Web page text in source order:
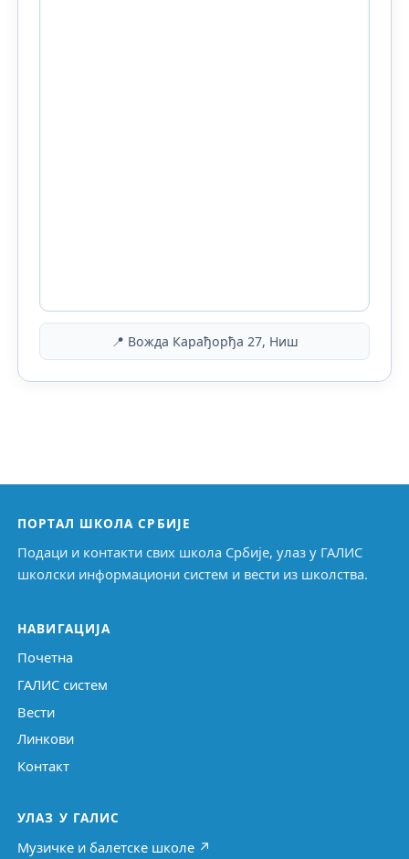
📍 Вожда Карађорђа 27, Ниш
ПОРТАЛ ШКОЛА СРБИЈЕ
Подаци и контакти свих школа Србије, улаз у ГАЛИС
школски информациони систем и вести из школства.
НАВИГАЦИЈА
Почетна
ГАЛИС систем
Вести
Линкови
Контакт
УЛАЗ У ГАЛИС
Музичке и балетске школе ↗